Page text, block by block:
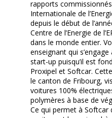
rapports commissionnés
Internationale de
depuis le début de
Centre de l’Energie de
dans le monde entier.
enseignant qui
start-up puisqu’il est
Proxipel et Softcar.
le canton de Fribourg,
voitures 100%
polymères à base de
Ce qui permet à Softcar